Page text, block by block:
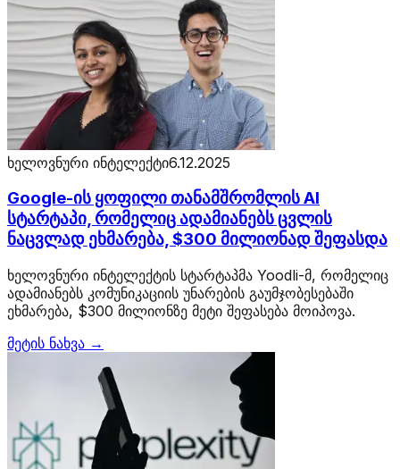
ხელოვნური ინტელექტი6.12.2025
Google-ის ყოფილი თანამშრომლის AI
სტარტაპი, რომელიც ადამიანებს ცვლის
ნაცვლად ეხმარება, $300 მილიონად შეფასდა
ხელოვნური ინტელექტის სტარტაპმა Yoodli-მ, რომელიც
ადამიანებს კომუნიკაციის უნარების გაუმჯობესებაში
ეხმარება, $300 მილიონზე მეტი შეფასება მოიპოვა.
მეტის ნახვა →